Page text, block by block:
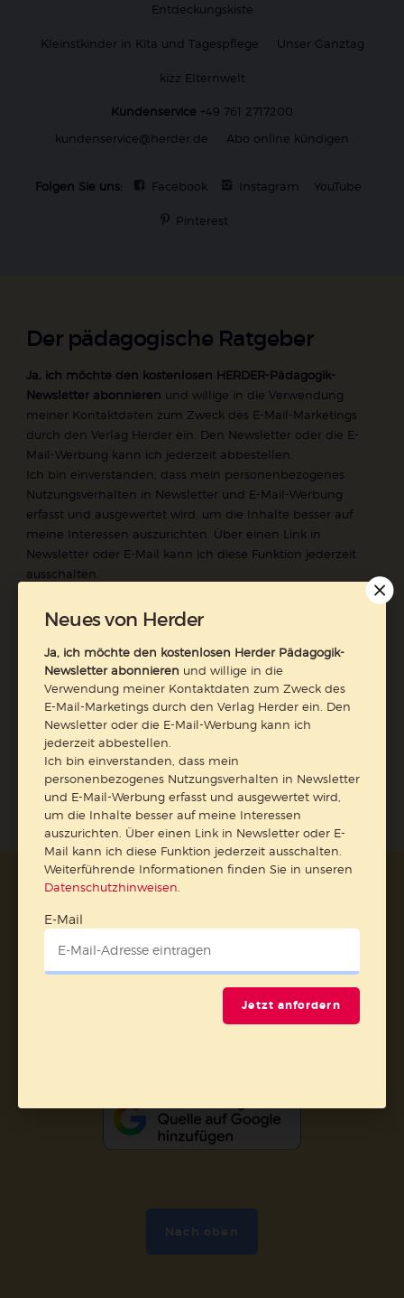
Entdeckungskiste
Kleinstkinder in Kita und Tagespflege Unser Ganztag
kizz Elternwelt
Kundenservice +49 761 2717200
kundenservice@herder.de
Abo online kündigen
Folgen Sie uns: Facebook Instagram YouTube
Pinterest
Der pädagogische Ratgeber
Ja, ich möchte den kostenlosen HERDER-Pädagogik-
Newsletter abonnieren und willige in die Verwendung
meiner Kontaktdaten zum Zweck des E-Mail-Marketings
durch den Verlag Herder ein. Den Newsletter oder die E-
Mail-Werbung kann ich jederzeit abbestellen.
Ich bin einverstanden, dass mein personenbezogenes
Nutzungsverhalten in Newsletter und E-Mail-Werbung
erfasst und ausgewertet wird, um die Inhalte besser auf
meine Interessen auszurichten. Über einen Link in
Newsletter oder E-Mail kann ich diese Funktion jederzeit
ausschalten.
Datenschutzhinweisen .
E-Mail
AGB und Widerrufsbelehrung
Abo online kündigen
Neues von Herder
Ja, ich möchte den kostenlosen Herder Pädagogik-
Newsletter abonnieren und willige in die
Verwendung meiner Kontaktdaten zum Zweck des
E-Mail-Marketings durch den Verlag Herder ein. Den
Newsletter oder die E-Mail-Werbung kann ich
jederzeit abbestellen.
Ich bin einverstanden, dass mein
personenbezogenes Nutzungsverhalten in Newsletter
und E-Mail-Werbung erfasst und ausgewertet wird,
um die Inhalte besser auf meine Interessen
auszurichten. Über einen Link in Newsletter oder E-
Mail kann ich diese Funktion jederzeit ausschalten.
Weiterführende Informationen finden Sie in unseren
Datenschutzhinweisen
E-Mail
Jetzt anfordern